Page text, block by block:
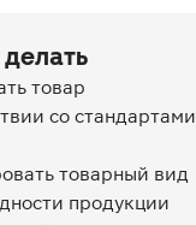
товар
со стандартами
товарный вид
продукции